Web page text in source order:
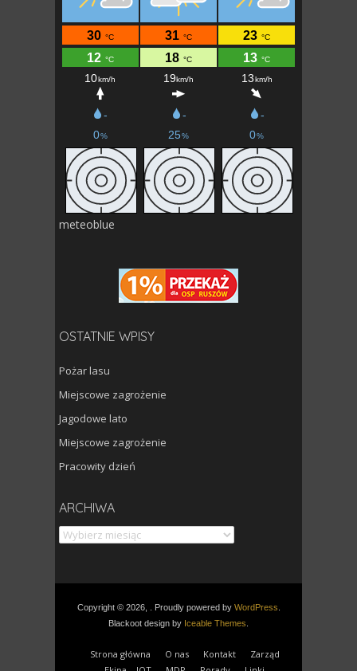
meteoblue
OSTATNIE WPISY
Pożar lasu
Miejscowe zagrożenie
Jagodowe lato
Miejscowe zagrożenie
Pracowity dzień
ARCHIWA
Archiwa
Copyright © 2026, . Proudly powered by WordPress
Blackoot design by Iceable Themes
Strona główna O nas Kontakt
Zarząd